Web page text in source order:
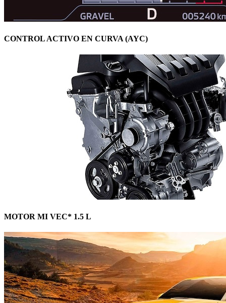
CONTROL ACTIVO EN CURVA (AYC)
MOTOR MI VEC* 1.5 L